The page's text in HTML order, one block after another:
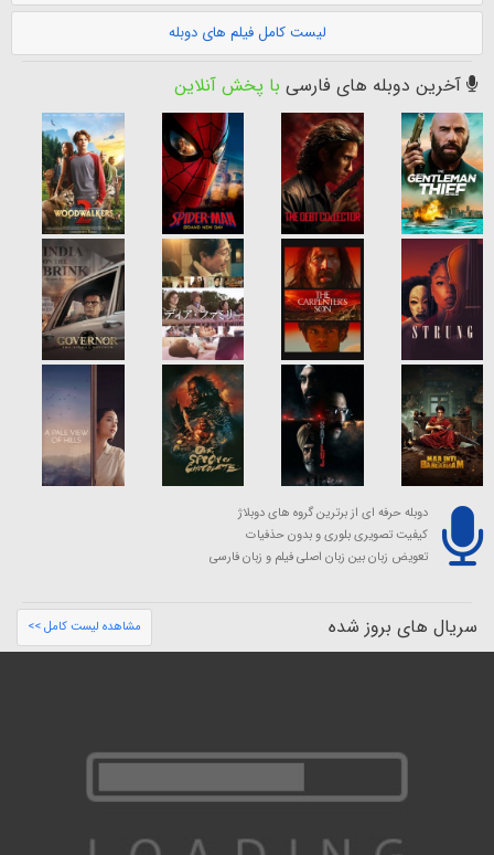
لیست کامل فیلم های دوبله
آخرین دوبله های فارسی با پخش آنلاین
دوبله حرفه ای از برترین گروه های دوبلاژ
کیفیت تصویری بلوری و بدون حذفیات
تعویض زبان بین زبان اصلی فیلم و زبان فارسی
سریال های بروز شده مشاهده لیست کامل >>